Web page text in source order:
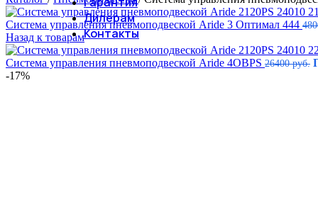
Дилерам
Контакты
Система управления пневмоподвеской Aride 3 Оптимал 444
Назад к товарам
Система управления пневмоподвеской Aride 4OBPS 26400руб.
-17%